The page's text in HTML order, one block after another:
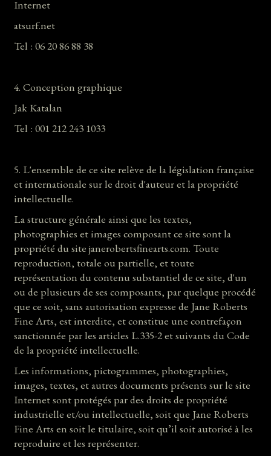
Internet
atsurf.net
Tel : 06 20 86 88 38
4. Conception graphique
Jak Katalan
Tel : 001 212 243 1033
5. L'ensemble de ce site relève de la législation française
et internationale sur le droit d'auteur et la propriété
intellectuelle.
La structure générale ainsi que les textes,
photographies et images composant ce site sont la
propriété du site janerobertsfinearts.com. Toute
reproduction, totale ou partielle, et toute
représentation du contenu substantiel de ce site, d'un
ou de plusieurs de ses composants, par quelque procédé
que ce soit, sans autorisation expresse de Jane Roberts
Fine Arts, est interdite, et constitue une contrefaçon
sanctionnée par les articles L.335-2 et suivants du Code
de la propriété intellectuelle.
Les informations, pictogrammes, photographies,
images, textes, et autres documents présents sur le site
Internet sont protégés par des droits de propriété
industrielle et/ou intellectuelle, soit que Jane Roberts
Fine Arts en soit le titulaire, soit qu’il soit autorisé à les
reproduire et les représenter.